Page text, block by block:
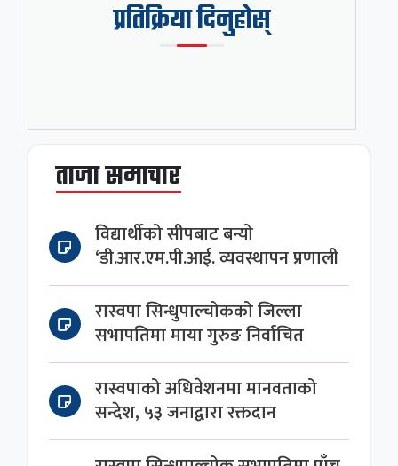
प्रतिक्रिया दिनुहोस्
ताजा समाचार
विद्यार्थीको सीपबाट बन्यो
‘डी.आर.एम.पी.आई. व्यवस्थापन प्रणाली
रास्वपा सिन्धुपाल्चोकको जिल्ला
सभापतिमा माया गुरुङ निर्वाचित
रास्वपाको अधिवेशनमा मानवताको
सन्देश, ५३ जनाद्वारा रक्तदान